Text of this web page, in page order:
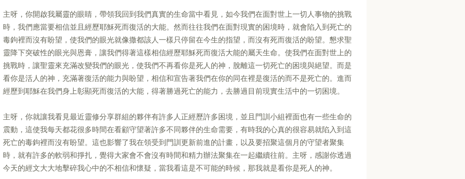
主呀，你開啟我屬靈的眼睛，帶領我回到我們真實的生命當中看見，如今我們在面對世上一切人事物的挑戰
時，我們應當要相信並且經歷耶穌死而復活的大能。然而往往我們在面對現實的困境時，就會陷入到死亡的
毒鉤裡而沒有盼望，使我們的眼光就像撒都該人一樣只停留在今生的指望，而沒有死而復活的盼望。懇求聖
靈降下突破性的眼光與恩膏，讓我們得著這樣相信經歷耶穌死而復活大能的屬天生命。使我們在面對世上的
挑戰時，讓聖靈來充滿改變我們的眼光，使我們不再看你是死人的神，脫離這一切死亡的困境與絕望。而是
看你是活人的神，充滿著復活的能力與盼望，相信和宣告著我們在你的同在裡是復活的而不是死亡的。進而
經歷到耶穌在我們身上彰顯死而復活的大能，得著勝過死亡的能力，去勝過目前現實生活中的一切困境。
主呀，你就讓我看見最近靈修分享群組的夥伴有許多人正經歷許多困境，並且門訓小組裡面也有一些生命的
震動，這使我每天都花很多時間在看顧守望著許多不同夥伴的生命需要，有時我的心真的很容易就陷入到這
死亡的毒鉤裡而沒有盼望。這也影響了我在領受到門訓更新前進的計畫，以及要招聚這個月的守望者聚集
時，就有許多的軟弱和掙扎，覺得大家會不會沒有時間和精力辦法聚集在一起繼續往前。主呀，感謝你透過
今天的經文大大地擊碎我心中的不相信和懷疑，當我看這是不可能的時候，那我就是看你是死人的神。